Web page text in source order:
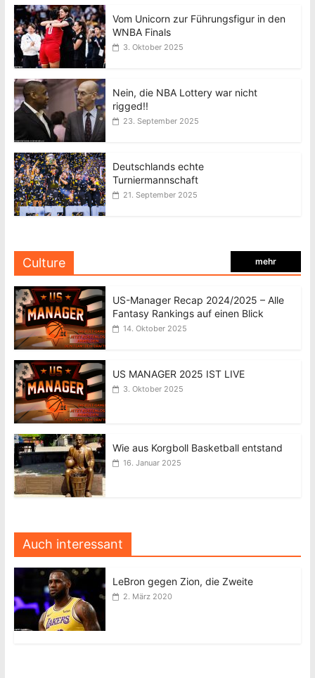
Vom Unicorn zur Führungsfigur in den
WNBA Finals
3. Oktober 2025
Nein, die NBA Lottery war nicht
rigged!!
23. September 2025
Deutschlands echte
Turniermannschaft
21. September 2025
Culture mehr
US-Manager Recap 2024/2025 – Alle
Fantasy Rankings auf einen Blick
14. Oktober 2025
US MANAGER 2025 IST LIVE
3. Oktober 2025
Wie aus Korgboll Basketball entstand
16. Januar 2025
Auch interessant
LeBron gegen Zion, die Zweite
2. März 2020